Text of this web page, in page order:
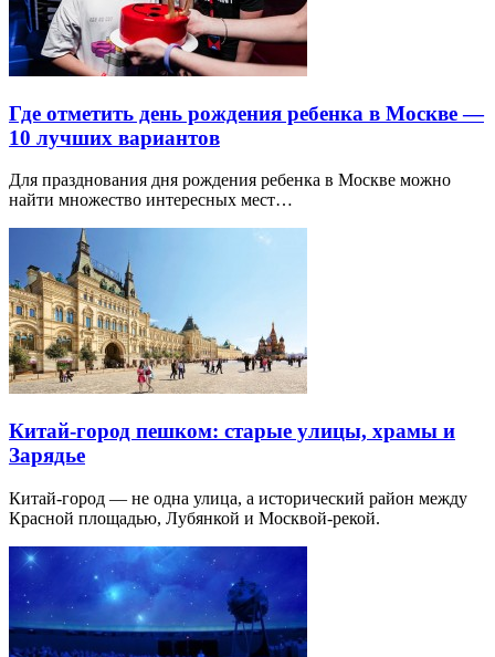
Где отметить день рождения ребенка в Москве —
10 лучших вариантов
Для празднования дня рождения ребенка в Москве можно
найти множество интересных мест…
Китай-город пешком: старые улицы, храмы и
Зарядье
Китай-город — не одна улица, а исторический район между
Красной площадью, Лубянкой и Москвой-рекой.